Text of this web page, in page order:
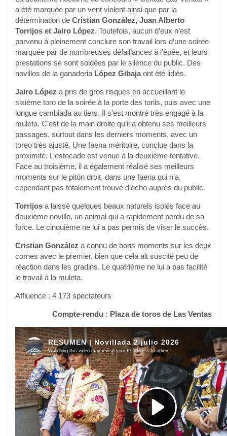
a été marquée par un vent violent ainsi que par la
détermination de Cristian González, Juan Alberto
Torrijos et Jairo López. Toutefois, aucun d’eux n’est
parvenu à pleinement conclure son travail lors d’une soirée
marquée par de nombreuses défaillances à l’épée, et leurs
prestations se sont soldées par le silence du public. Des
novillos de la ganaderia López Gibajaont été lidiés.
Jairo López a pris de gros risques en accueillant le
sixième toro de la soirée à la porte des torils, puis avec une
longue cambiada au tiers. Il s’est montré très engagé à la
muleta. C’est de la main droite qu’il a obtenu ses meilleurs
passages, surtout dans les derniers moments, avec un
toreo très ajusté. Une faena méritoire, conclue dans la
proximité. L’estocade est venue à la deuxième tentative.
Face au troisième, il a également réalisé ses meilleurs
moments sur le pitón droit, dans une faena qui n’a
cependant pas totalement trouvé d’écho auprès du public.
Torrijos a laissé quelques beaux naturels isolés face au
deuxième novillo, un animal qui a rapidement perdu de sa
force. Le cinquième ne lui a pas permis de viser le succès.
Cristian González a connu de bons moments sur les deux
cornes avec le premier, bien que cela ait suscité peu de
réaction dans les gradins. Le quatrième ne lui a pas facilité
le travail à la muleta.
Affluence : 4 173 spectateurs
Compte-rendu : Plaza de toros de Las Ventas